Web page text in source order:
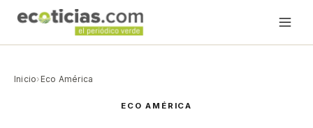
Inicio› Eco América
ECO AMÉRICA